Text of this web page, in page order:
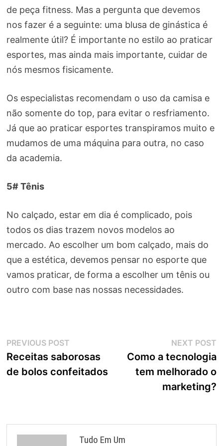
de peça fitness. Mas a pergunta que devemos
nos fazer é a seguinte: uma blusa de ginástica é
realmente útil? É importante no estilo ao praticar
esportes, mas ainda mais importante, cuidar de
nós mesmos fisicamente.
Os especialistas recomendam o uso da camisa e
não somente do top, para evitar o resfriamento.
Já que ao praticar esportes transpiramos muito e
mudamos de uma máquina para outra, no caso
da academia.
5# Tênis
No calçado, estar em dia é complicado, pois
todos os dias trazem novos modelos ao
mercado. Ao escolher um bom calçado, mais do
que a estética, devemos pensar no esporte que
vamos praticar, de forma a escolher um tênis ou
outro com base nas nossas necessidades.
Navegação
de
PREVIOUS POSTPrevious
post:
Receitas saborosas
de bolos confeitados
NEXT POST
Como a tecnologia
tem melhorado o
marketing?
Tudo Em Um